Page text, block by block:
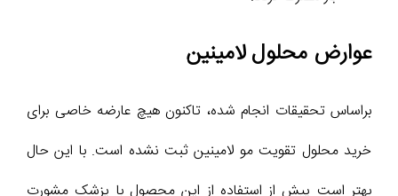
عوارض محلول لامینین
براساس تحقیقات انجام شده، تاکنون هیچ عارضه خاصی برای
خرید محلول تقویت مو لامینین ثبت نشده است. با این حال